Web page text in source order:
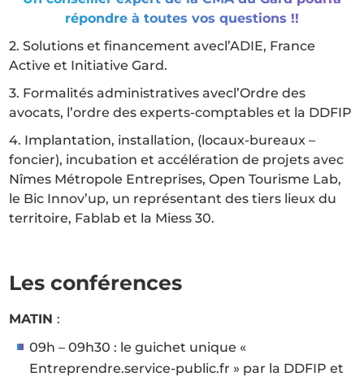
répondre à toutes vos questions !!
2. Solutions et financement avecl’ADIE, France
Active et Initiative Gard.
3. Formalités administratives avecl’Ordre des
avocats, l’ordre des experts-comptables et la DDFIP
4. Implantation, installation, (locaux-bureaux –
foncier), incubation et accélération de projets avec
Nîmes Métropole Entreprises, Open Tourisme Lab,
le Bic Innov’up, un représentant des tiers lieux du
territoire, Fablab et la Miess 30.
Les conférences
MATIN:
09h – 09h30 : le guichet unique «
Entreprendre.service-public.fr » par la DDFIP et